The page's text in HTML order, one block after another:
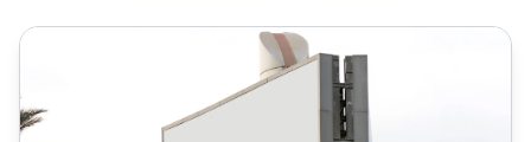
Cómo mejorar un programa de afiliados utilizando